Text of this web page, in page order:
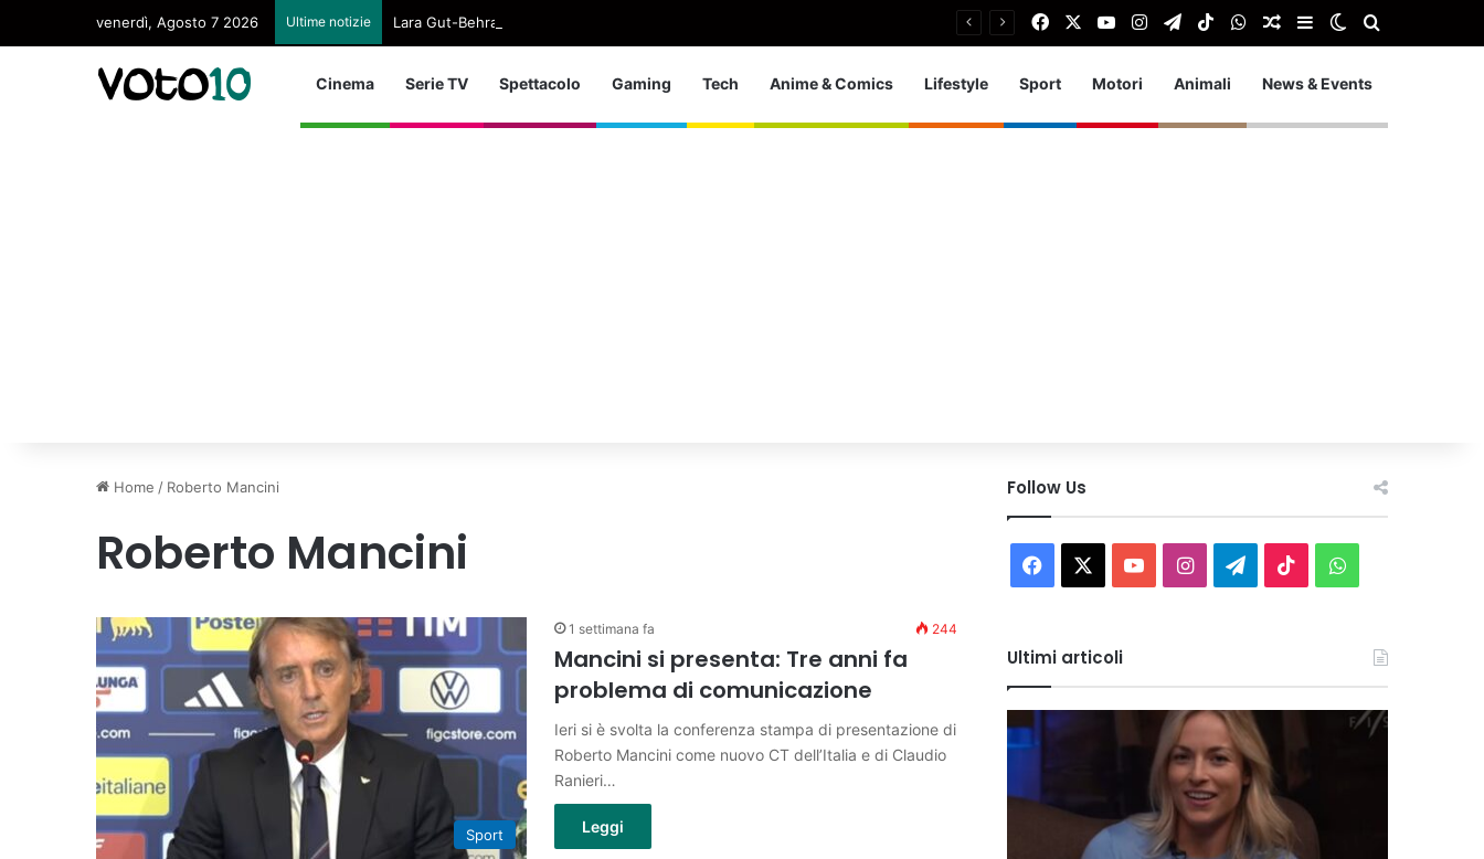
venerdì, Agosto 7 2026 Ultime notizie Lara Gut-Behrami si ritira: So che è arrivato il momento giusto FacebookYou TubeInstagram
TelegramTikTokWhatsApp
Articolo Random
Barra laterale
Cambia aspetto
Cinema Serie TV Spettacolo Gaming Tech Anime & Comics Lifestyle Sport Motori Animali News & Events
Home / Roberto Mancini
Roberto Mancini
Sport
1 settimana fa 244
Mancini si presenta: Tre anni fa
problema di comunicazione
Ieri si è svolta la conferenza stampa di presentazione di
Roberto Mancini come nuovo CT dell’Italia e di Claudio
Ranieri…
Leggi
Follow Us
Facebook You InstagramTelegram
TikTokWhatsApp
Ultimi articoli